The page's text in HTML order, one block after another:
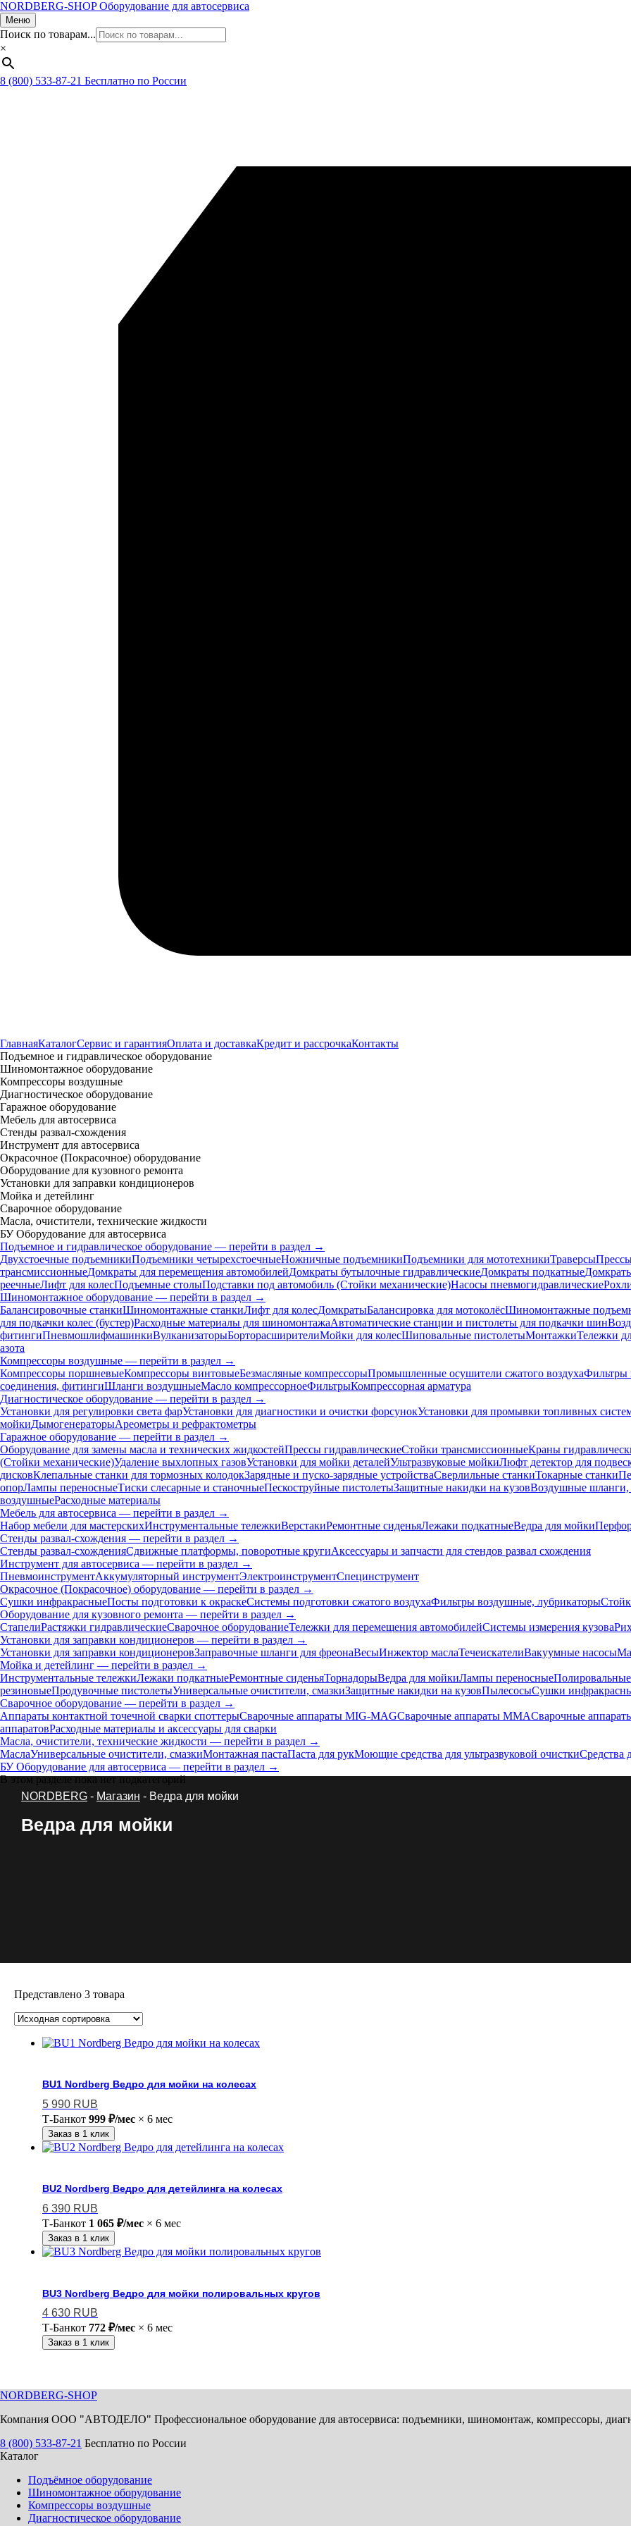
NORDBERG-SHOP Оборудование для автосервиса
Меню
Поиск по товарам...
×
8 (800) 533-87-21 Бесплатно по России
ГлавнаяКаталогСервис и гарантияОплата и доставкаКредит и рассрочкаКонтакты
Подъемное и гидравлическое оборудование
Шиномонтажное оборудование
Компрессоры воздушные
Диагностическое оборудование
Гаражное оборудование
Мебель для автосервиса
Стенды развал-схождения
Инструмент для автосервиса
Окрасочное (Покрасочное) оборудование
Оборудование для кузовного ремонта
Установки для заправки кондиционеров
Мойка и детейлинг
Сварочное оборудование
Масла, очистители, технические жидкости
БУ Оборудование для автосервиса
Подъемное и гидравлическое оборудование — перейти в раздел →
Двухстоечные подъемникиПодъемники четырехстоечныеНожничные подъемникиПодъемники для мототехникиТраверсы
трансмиссионныеДомкраты для перемещения автомобилейДомкраты бутылочные гидравлическиеДомкраты подкатные
реечныеЛифт для колесПодъемные столыПодставки под автомобиль (Стойки механические)Насосы пневмогидравлические
Шиномонтажное оборудование — перейти в раздел →
Балансировочные станкиШиномонтажные станкиЛифт для колесДомкратыБалансировка для мотоколёсШиномонтажные
для подкачки колес (бустер)Расходные материалы для шиномонтажаАвтоматические станции и пистолеты для подкачки шин
фитингиПневмошлифмашинкиВулканизаторыБорторасширителиМойки для колесШиповальные пистолетыМонтажкиТележки
азота
Компрессоры воздушные — перейти в раздел →
Компрессоры поршневыеКомпрессоры винтовыеБезмасляные компрессорыПромышленные осушители сжатого воздухаФильтры
соединения, фитингиШланги воздушныеМасло компрессорноеФильтрыКомпрессорная арматура
Диагностическое оборудование — перейти в раздел →
Установки для регулировки света фарУстановки для диагностики и очистки форсунокУстановки для промывки топливных
мойкиДымогенераторыАреометры и рефрактометры
Гаражное оборудование — перейти в раздел →
Оборудование для замены масла и технических жидкостейПрессы гидравлическиеСтойки трансмиссионныеКраны
(Стойки механические)Удаление выхлопных газовУстановки для мойки деталейУльтразвуковые мойкиЛюфт детектор для
дисковКлепальные станки для тормозных колодокЗарядные и пуско-зарядные устройстваСверлильные станкиТокарные станки
опорЛампы переносныеТиски слесарные и станочныеПескоструйные пистолетыЗащитные накидки на кузовВоздушные шланги,
воздушныеРасходные материалы
Мебель для автосервиса — перейти в раздел →
Набор мебели для мастерскихИнструментальные тележкиВерстакиРемонтные сиденьяЛежаки подкатныеВедра для мойки
Стенды развал-схождения — перейти в раздел →
Стенды развал-схожденияСдвижные платформы, поворотные кругиАксессуары и запчасти для стендов развал схождения
Инструмент для автосервиса — перейти в раздел →
ПневмоинструментАккумуляторный инструментЭлектроинструментСпецинструмент
Окрасочное (Покрасочное) оборудование — перейти в раздел →
Сушки инфракрасныеПосты подготовки к окраскеСистемы подготовки сжатого воздухаФильтры воздушные, лубрикаторы
Оборудование для кузовного ремонта — перейти в раздел →
СтапелиРастяжки гидравлическиеСварочное оборудованиеТележки для перемещения автомобилейСистемы измерения кузова
Установки для заправки кондиционеров — перейти в раздел →
Установки для заправки кондиционеровЗаправочные шланги для фреонаВесыИнжектор маслаТечеискателиВакуумные насосы
Мойка и детейлинг — перейти в раздел →
Инструментальные тележкиЛежаки подкатныеРемонтные сиденьяТорнадорыВедра для мойкиЛампы переносные
резиновыеПродувочные пистолетыУниверсальные очистители, смазкиЗащитные накидки на кузовПылесосыСушки
Сварочное оборудование — перейти в раздел →
Аппараты контактной точечной сварки cпоттерыСварочные аппараты MIG-MAGСварочные аппараты MMAСварочные
аппаратовРасходные материалы и аксессуары для сварки
Масла, очистители, технические жидкости — перейти в раздел →
МаслаУниверсальные очистители, смазкиМонтажная пастаПаста для рукМоющие средства для ультразвуковой очисткиСредства
БУ Оборудование для автосервиса — перейти в раздел →
В этом разделе пока нет подкатегорий
NORDBERG - Магазин - Ведра для мойки
Ведра для мойки
Представлено 3 товара
BU1 Nordberg Ведро для мойки на колесах
5 990 RUB
Т-Банкот 999 ₽/мес × 6 мес
Заказ в 1 клик
BU2 Nordberg Ведро для детейлинга на колесах
6 390 RUB
Т-Банкот 1 065 ₽/мес × 6 мес
Заказ в 1 клик
BU3 Nordberg Ведро для мойки полировальных кругов
4 630 RUB
Т-Банкот 772 ₽/мес × 6 мес
Заказ в 1 клик
NORDBERG-SHOP
Компания ООО "АВТОДЕЛО" Профессиональное оборудование для автосервиса: подъемники, шиномонтаж, компрессоры,
8 (800) 533-87-21 Бесплатно по России
Каталог
Подъёмное оборудование
Шиномонтажное оборудование
Компрессоры воздушные
Диагностическое оборудование